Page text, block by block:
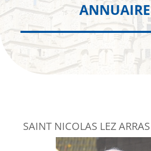
ANNUAIRE
SAINT NICOLAS LEZ ARRAS